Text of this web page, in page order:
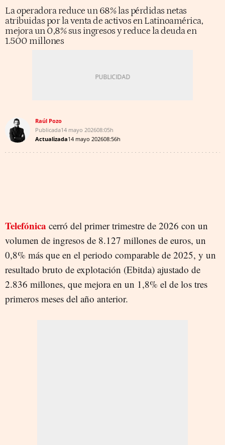
La operadora reduce un 68% las pérdidas netas
atribuidas por la venta de activos en Latinoamérica,
mejora un 0,8% sus ingresos y reduce la deuda en
1.500 millones
Raúl Pozo
Publicada14 mayo 202608:05h
Actualizada14 mayo 202608:56h
Telefónica cerró del primer trimestre de 2026 con un
volumen de ingresos de 8.127 millones de euros, un
0,8% más que en el periodo comparable de 2025, y un
resultado bruto de explotación (Ebitda) ajustado de
2.836 millones, que mejora en un 1,8% el de los tres
primeros meses del año anterior.